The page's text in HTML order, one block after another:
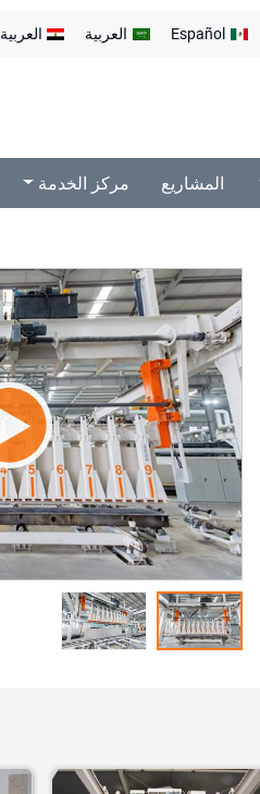
Español العربية العربية
المشاريع مركز الخدمة